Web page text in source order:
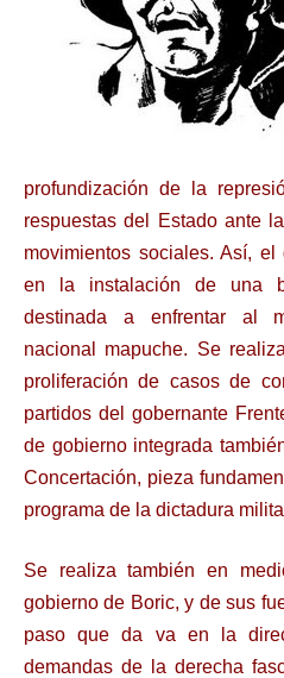
profundización de la
respuestas del Estado ante
movimientos sociales. Así,
en la instalación de una
destinada a enfrentar al
nacional mapuche. Se
proliferación de casos de
partidos del gobernante
de gobierno integrada
Concertación, pieza
programa de la dictadura
Se realiza también en
gobierno de Boric, y de sus
paso que da va en la
demandas de la derecha